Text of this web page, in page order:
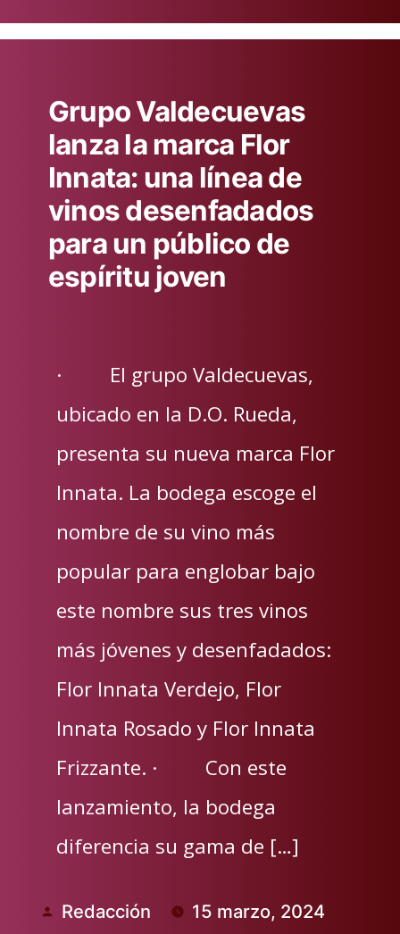
Grupo Valdecuevas
lanza la marca Flor
Innata: una línea de
vinos desenfadados
para un público de
espíritu joven
· El grupo Valdecuevas,
ubicado en la D.O. Rueda,
presenta su nueva marca Flor
Innata. La bodega escoge el
nombre de su vino más
popular para englobar bajo
este nombre sus tres vinos
más jóvenes y desenfadados:
Flor Innata Verdejo, Flor
Innata Rosado y Flor Innata
Frizzante. · Con este
lanzamiento, la bodega
diferencia su gama de […]
Publicado
Redacción 15 marzo, 2024